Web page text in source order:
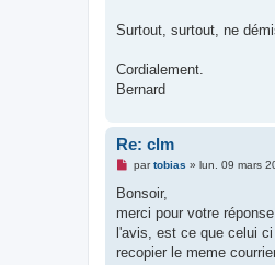
Surtout, surtout, ne
Cordialement.
Bernard
Re: clm
M
s
a
g
n
partobias » lun. 09 mars
Bonsoir,
merci pour votre
l'avis, est ce que celui
recopier le meme